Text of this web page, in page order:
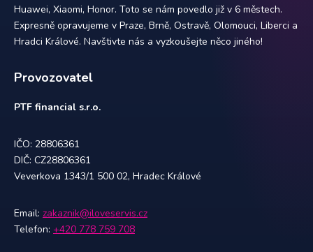
Huawei, Xiaomi, Honor. Toto se nám povedlo již v 6 městech.
Expresně opravujeme v Praze, Brně, Ostravě, Olomouci, Liberci a
Hradci Králové. Navštivte nás a vyzkoušejte něco jiného!
Provozovatel
PTF financial s.r.o.
IČO: 28806361
DIČ: CZ28806361
Veverkova 1343/1 500 02, Hradec Králové
Email: zakaznik@iloveservis.cz
Telefon: +420 778 759 708